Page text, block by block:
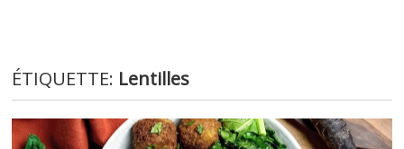
ÉTIQUETTE: Lentilles